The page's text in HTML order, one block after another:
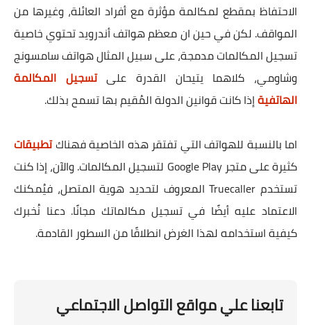
الاحتفاظ بمقطع لمكالمة مؤثرة مع أفراد العائلة، وغيرها من
المواقف. لكن في حين ان معظم هواتف أندرويد تحتوي خاصية
تسجيل المكالمات مدمجة، على سبيل المثال هواتف سامسونج
وشاومي، كلاهما يتيحان القدرة علىتسجيل المكالمة
الهاتفيةإذا كانت قوانين الدولة المُقيم بها تسمح بذلك.
اما بالنسبة للهواتف التي تفتقر هذه الخاصية فهناكتطبيقات
كثيرة على متجر Google Play لتسجيل المكالمات. والآن، إذا كنت
تستخدم Truecaller المعروف لتحديد هوية المتصل، فيُمكنك
الاعتماد عليه أيضًا في تسجيل مكالماتك مجانًا. دعنا نُخبرك
كيفية استخدامه لهذا الغرض انطلاقًا من السطور القادمة.
تابعنا علي مواقع التواصل الاجتماعي